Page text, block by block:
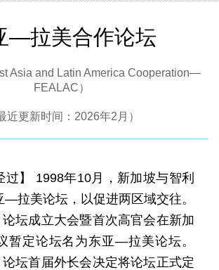
—拉美合作论坛
Asia and Latin America Cooperation—
FEALAC）
近更新时间：2026年2月）
过】 1998年10月，新加坡与智利
—拉美论坛，以促进两区域交往。
坛成立大会暨首次高官会在新加
暂定论坛名为东亚—拉美论坛。
坛首届外长会决定将论坛正式定